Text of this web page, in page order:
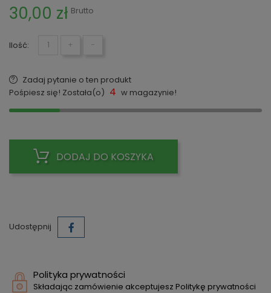
30,00 zł Brutto
Ilość: + −
Zadaj pytanie o ten produkt
Pośpiesz się! Została(o) 4 w magazynie!
DODAJ DO KOSZYKA
Udostępnij
Polityka prywatności
Składając zamówienie akceptujesz Politykę prywatności